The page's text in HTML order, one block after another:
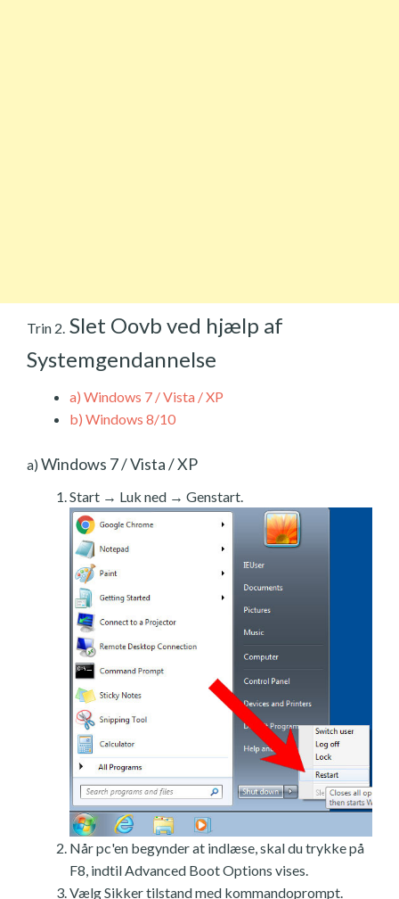
Trin 2. Slet Oovb ved hjælp af
Systemgendannelse
a) Windows 7 / Vista / XP
b) Windows 8/10
a) Windows 7 / Vista / XP
Start → Luk ned → Genstart.
Når pc'en begynder at indlæse, skal du trykke på
F8, indtil Advanced Boot Options vises.
Vælg Sikker tilstand med kommandoprompt.